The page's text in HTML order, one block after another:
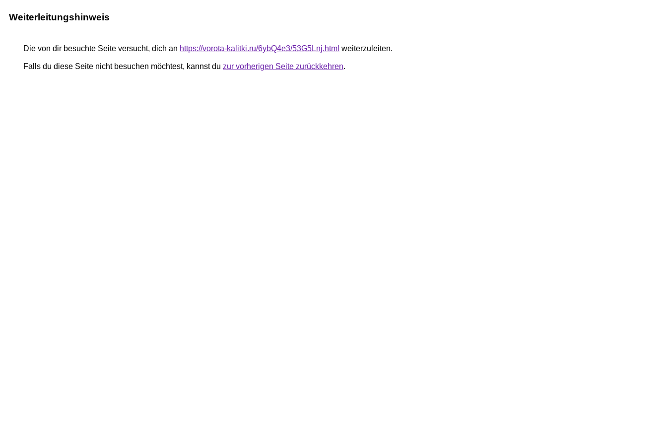
Weiterleitungshinweis
Die von dir besuchte Seite versucht, dich an https://vorota-kalitki.ru/6ybQ4e3/53G5Lnj.html weiterzuleiten.
Falls du diese Seite nicht besuchen möchtest, kannst du zur vorherigen Seite zurückkehren.